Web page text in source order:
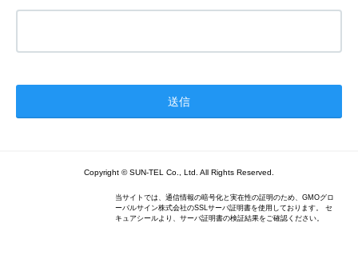
Copyright © SUN-TEL Co., Ltd. All Rights Reserved.
当サイトでは、通信情報の暗号化と実在性の証明のため、GMOグロ
ーバルサイン株式会社のSSLサーバ証明書を使用しております。 セ
キュアシールより、サーバ証明書の検証結果をご確認ください。